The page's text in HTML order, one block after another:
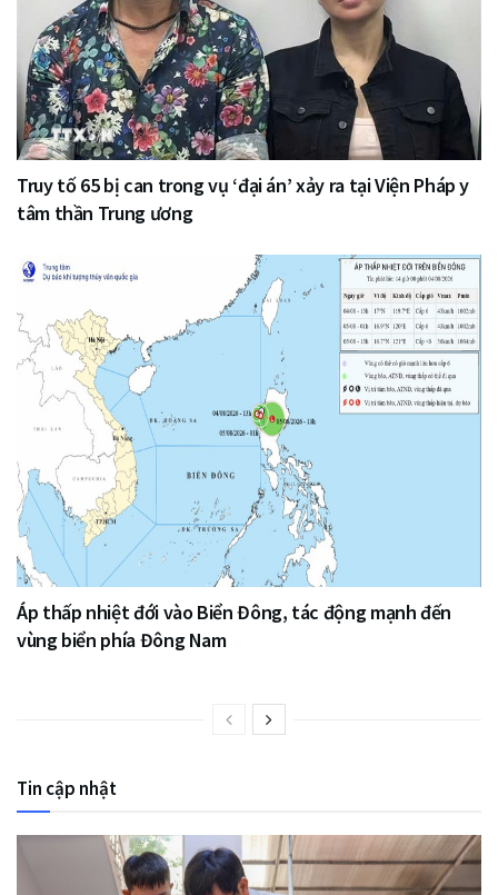
Truy tố 65 bị can trong vụ ‘đại án’ xảy ra tại Viện Pháp y
tâm thần Trung ương
Áp thấp nhiệt đới vào Biển Đông, tác động mạnh đến
vùng biển phía Đông Nam
Tin cập nhật